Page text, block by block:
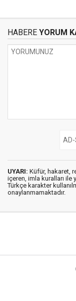
HABERE YORUM
UYARI: Küfür, hakaret,
içeren, imla kuralları ile
Türkçe karakter
onaylanmamaktadır.